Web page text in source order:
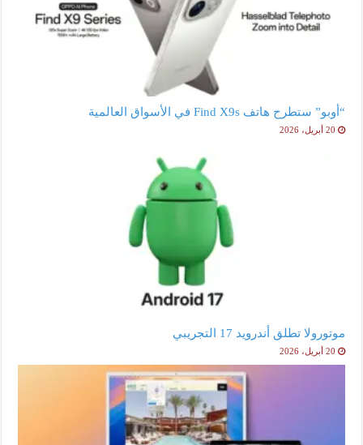
“أوبو” ستطرح هاتف Find X9s في الأسواق العالمية
20 أبريل، 2026
موتورولا تطلق أندرويد 17 التجريبي
20 أبريل، 2026